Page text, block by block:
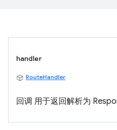
handler
RouteHandler
回调 用于返回解析为